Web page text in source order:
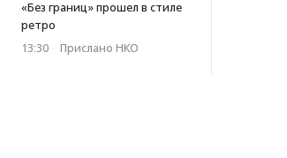
«Без границ» прошел в стиле
ретро
13:30 · Прислано НКО